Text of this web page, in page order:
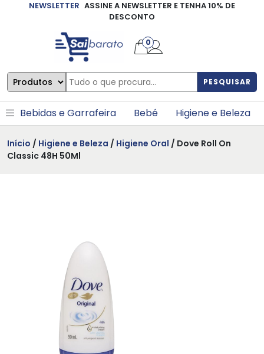
NEWSLETTER ASSINE A NEWSLETTER E TENHA 10% DE
DESCONTO
PESQUISAR
0
Bebidas e Garrafeira Bebé Higiene e Beleza
Início / Higiene e Beleza / Higiene Oral / Dove Roll On
Classic 48H 50Ml